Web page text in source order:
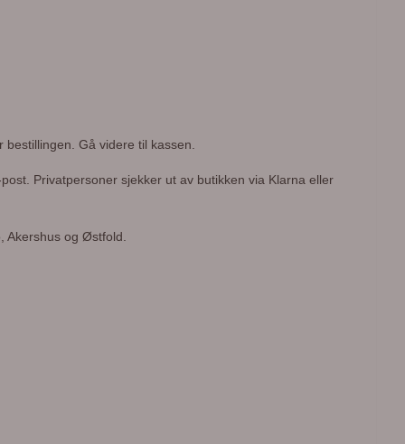
Gå videre til kassen.
Privatpersoner sjekker ut av butikken via Klarna eller
Akershus og Østfold.